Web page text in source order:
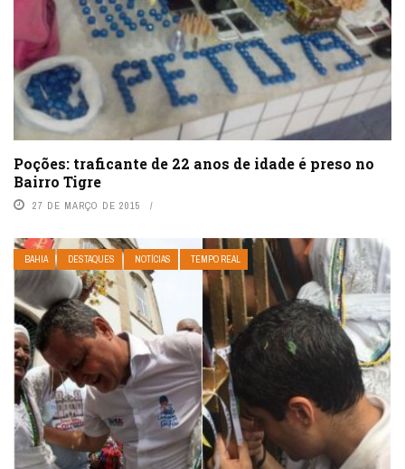
Poções: traficante de 22 anos de idade é preso no
Bairro Tigre
27 DE MARÇO DE 2015
BAHIA DESTAQUES NOTÍCIAS TEMPO REAL